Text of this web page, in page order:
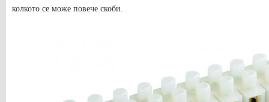
колкото се може повече скоби.